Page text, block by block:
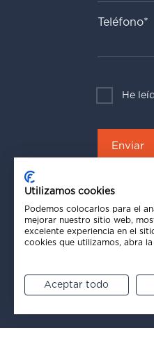
Teléfono*
He
Utilizamos cookies
Podemos colocarlos para el
mejorar nuestro sitio web,
excelente experiencia en el
cookies que utilizamos, abra
Aceptar todo